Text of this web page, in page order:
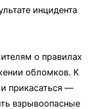
инцидента
о правилах
обломков. К
прикасаться —
взрывоопасные